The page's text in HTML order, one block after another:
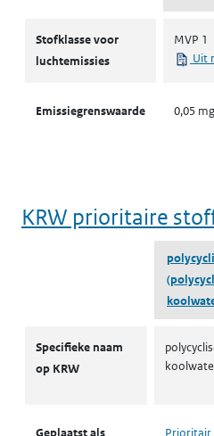
Stofklasse voor
luchtemissies
MVP 1
Uit
Emissiegrenswaarde 0,05
KRW prioritaire
Specifieke naam
op KRW
Geplaatst als Prioritair